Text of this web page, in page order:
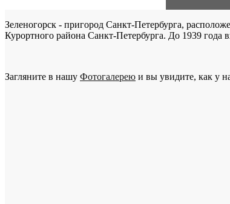
Зеленогорск - пригород Санкт-Петербурга,
Курортного района Санкт-Петербурга. До 1939
Загляните в нашу Фотогалерею и вы увидите, как у